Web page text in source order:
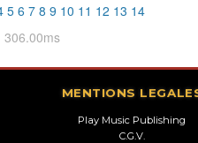
5 6 7 8 9 10 11 12 13 14
306.00ms
MENTIONS
Play Music Publishing
C.G.V.